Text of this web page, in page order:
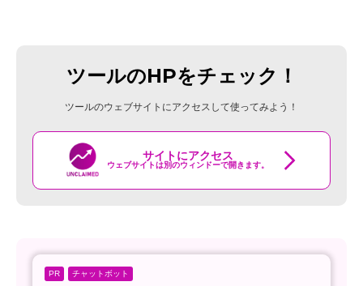
ツールのHPをチェック！
ツールのウェブサイトにアクセスして使ってみよう！
サイトにアクセス
ウェブサイトは別のウィンドーで開きます。
PR チャットボット